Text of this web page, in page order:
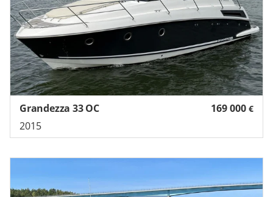
169 000 €
Grandezza 33 OC
2015